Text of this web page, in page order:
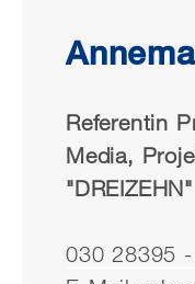
Referentin
Media,
"DREIZEHN"
030 28395